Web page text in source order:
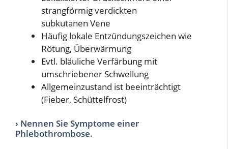
strangförmig verdickten
subkutanen Vene
Häufig lokale Entzündungszeichen wie
Rötung, Überwärmung
Evtl. bläuliche Verfärbung mit
umschriebener Schwellung
Allgemeinzustand ist beeinträchtigt
(Fieber, Schüttelfrost)
› Nennen Sie Symptome einer
Phlebothrombose.